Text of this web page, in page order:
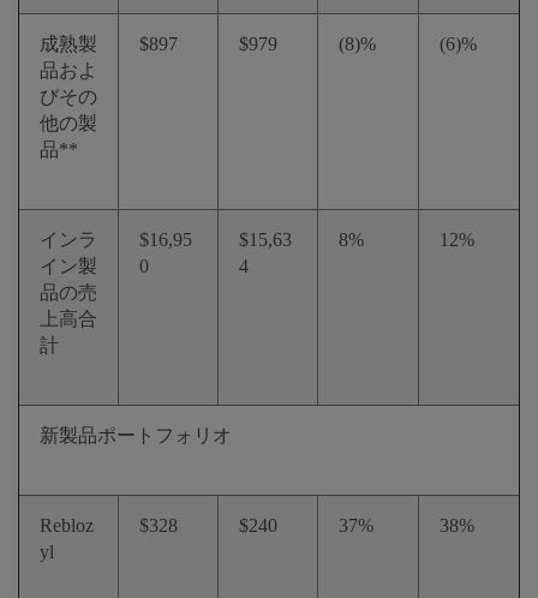
成熟製
品およ
びその
他の製
品**
$897 $979 (8)% (6)%
インラ
イン製
品の売
上高合
計
$16,95
0
$15,63
4
8% 12%
新製品ポートフォリオ
Rebloz
yl
$328 $240 37% 38%